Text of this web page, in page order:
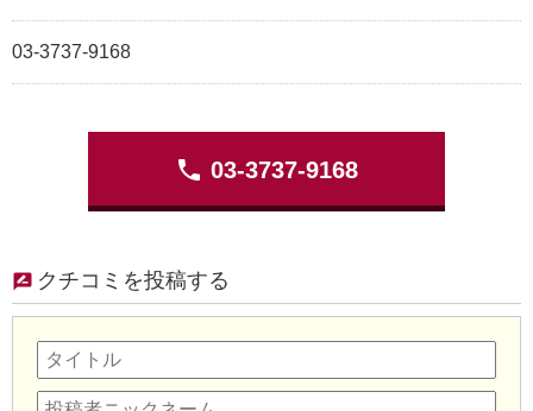
03-3737-9168
phone 03-3737-9168
クチコミを投稿する